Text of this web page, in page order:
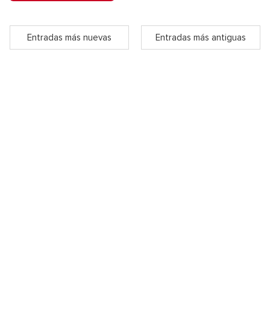
Entradas más nuevas Entradas más antiguas